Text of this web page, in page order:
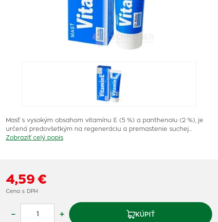
Masť s vysokým obsahom vitamínu E (5 %) a panthenolu (2 %), je
určená predovšetkým na regeneráciu a premastenie suchej…
Zobraziť celý popis
4,59 €
Cena s DPH
– + KÚPIŤ